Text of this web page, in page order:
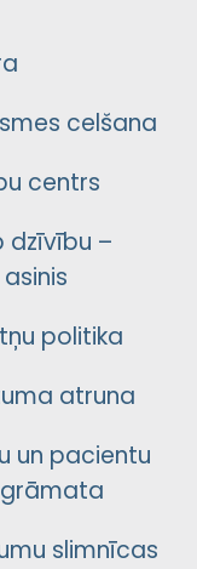
celšana
centrs
dzīvību –
politika
atruna
un pacientu
slimnīcas